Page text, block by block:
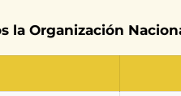
la Organización